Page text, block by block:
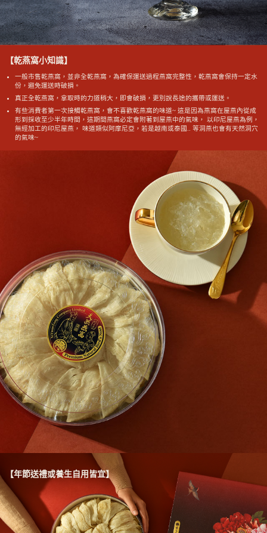
【乾燕窩小知識】
一般市售乾燕窩，並非全乾燕窩，為確保運送過程燕窩完整性，乾燕窩會保持一定水
份，避免運送時破損。
真正全乾燕窩，拿取時的力道稍大，即會破損，更別說長途的攜帶或運送。
有些消費者第一次接觸乾燕窩，會不喜歡乾燕窩的味道~ 這是因為燕窩在屋燕內從成
形到採收至少半年時間，這期間燕窩必定會附著到屋燕中的氣味， 以印尼屋燕為例，
無經加工的印尼屋燕， 味道類似阿摩尼亞，若是越南或泰國.. 等洞燕也會有天然洞穴
的氣味~
【年節送禮或養生自用皆宜】